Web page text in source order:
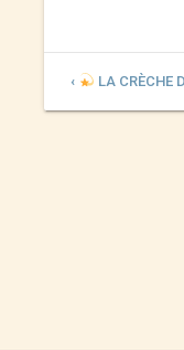
‹ LA CRÈCHE